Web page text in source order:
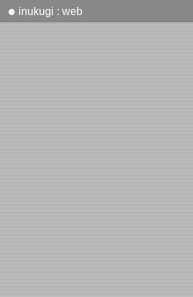
● inukugi : web